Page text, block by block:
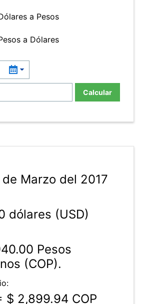
a Pesos
a Dólares
Calcular
Marzo del 2017
dólares (USD)
Pesos
(COP).
$ 2,899.94 COP